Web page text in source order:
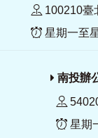
100210臺
星期一至
南投辦
星期